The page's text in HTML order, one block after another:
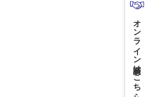
オンライン商談はこちら